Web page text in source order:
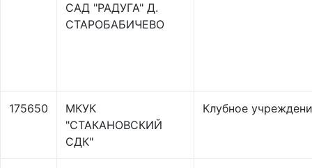
САД "РАДУГА" Д.
СТАРОБАБИЧЕВО
175650
МКУК
"СТАКАНОВСКИЙ
СДК"
Клубное